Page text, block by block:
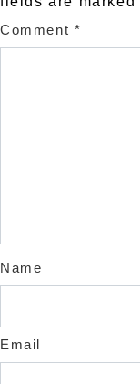
Comment *
Name
Email